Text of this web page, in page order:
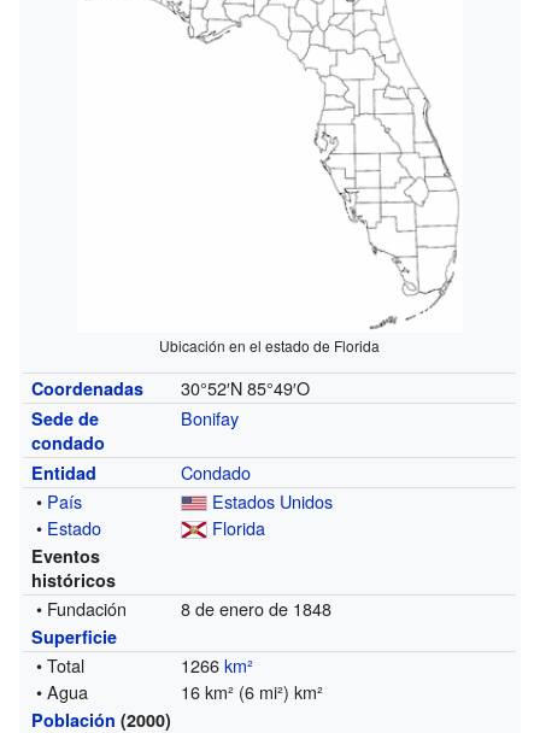
Ubicación en el estado de Florida
Coordenadas 30°52′N 85°49′O
Sede de
condado
Bonifay
Entidad
Condado
• País
Estados Unidos
• Estado Florida
Eventos
históricos
• Fundación 8 de enero de 1848
Superficie
• Total 1266km²
• Agua
16 km² (6 mi²) km²
Población (2000)